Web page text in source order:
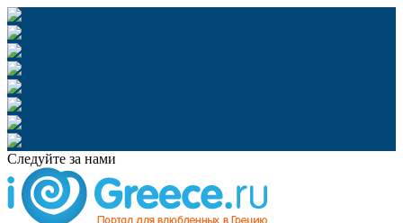
Следуйте за нами